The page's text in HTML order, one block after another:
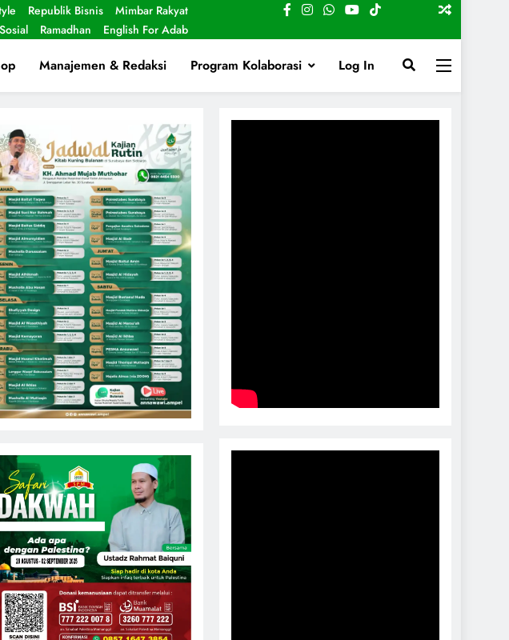
Republik Bisnis
Mimbar Rakyat
Ramadhan English For Adab
Manajemen & Redaksi Program Kolaborasi Log In